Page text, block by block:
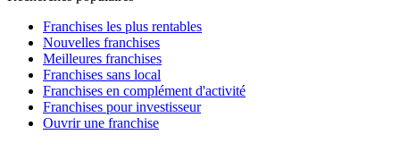
Franchises les plus rentables
Nouvelles franchises
Meilleures franchises
Franchises sans local
Franchises en complément d'activité
Franchises pour investisseur
Ouvrir une franchise